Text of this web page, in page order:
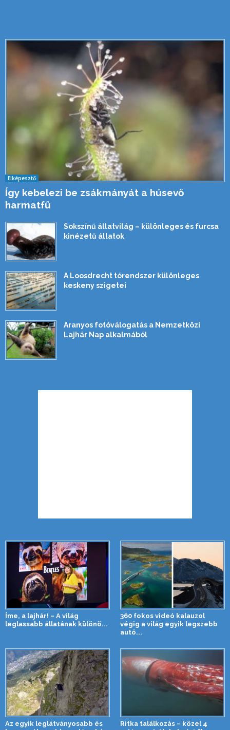
Elképesztő
Így kebelezi be zsákmányát a húsevő
harmatfű
Sokszínű állatvilág – különleges és furcsa
kinézetű állatok
A Loosdrecht tórendszer különleges
keskeny szigetei
Aranyos fotóválogatás a Nemzetközi
Lajhár Nap alkalmából
Íme, a lajhár! – A világ
leglassabb állatának különö...
360 fokos videó kalauzol
végig a világ egyik legszebb
autó...
Az egyik leglátványosabb és
Ritka találkozás – közel 4